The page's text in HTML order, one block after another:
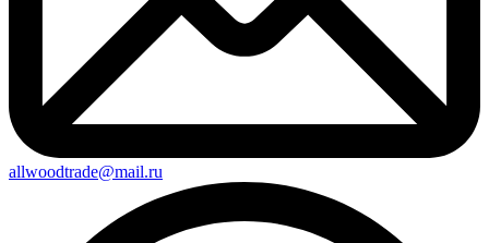
allwoodtrade@mail.ru